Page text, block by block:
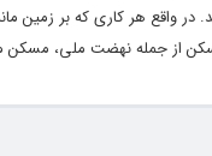
واقع هر کاری که بر زمین